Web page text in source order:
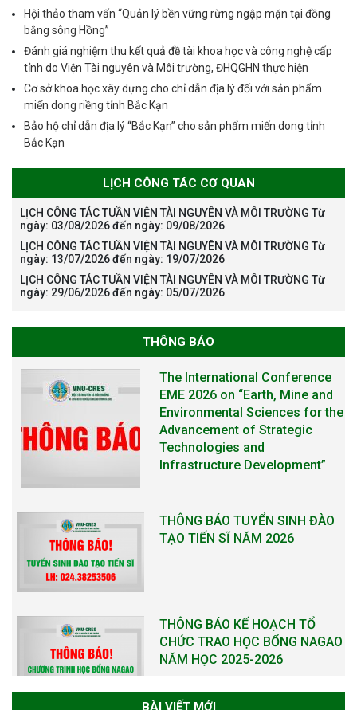
Hội thảo tham vấn “Quản lý bền vững rừng ngập mặn tại đồng
bằng sông Hồng”
Đánh giá nghiệm thu kết quả đề tài khoa học và công nghệ cấp
tỉnh do Viện Tài nguyên và Môi trường, ĐHQGHN thực hiện
Cơ sở khoa học xây dựng cho chỉ dẫn địa lý đối với sản phẩm
miến dong riềng tỉnh Bắc Kạn
Bảo hộ chỉ dẫn địa lý “Bắc Kạn” cho sản phẩm miến dong tỉnh
Bắc Kạn
LỊCH CÔNG TÁC CƠ QUAN
LỊCH CÔNG TÁC TUẦN VIỆN TÀI NGUYÊN VÀ MÔI TRƯỜNG Từ
ngày: 03/08/2026 đến ngày: 09/08/2026
LỊCH CÔNG TÁC TUẦN VIỆN TÀI NGUYÊN VÀ MÔI TRƯỜNG Từ
ngày: 13/07/2026 đến ngày: 19/07/2026
LỊCH CÔNG TÁC TUẦN VIỆN TÀI NGUYÊN VÀ MÔI TRƯỜNG Từ
ngày: 29/06/2026 đến ngày: 05/07/2026
THÔNG BÁO
The International Conference
EME 2026 on “Earth, Mine and
Environmental Sciences for the
Advancement of Strategic
Technologies and
Infrastructure Development”
THÔNG BÁO TUYỂN SINH ĐÀO
TẠO TIẾN SĨ NĂM 2026
THÔNG BÁO KẾ HOẠCH TỔ
CHỨC TRAO HỌC BỔNG NAGAO
NĂM HỌC 2025-2026
BÀI VIẾT MỚI